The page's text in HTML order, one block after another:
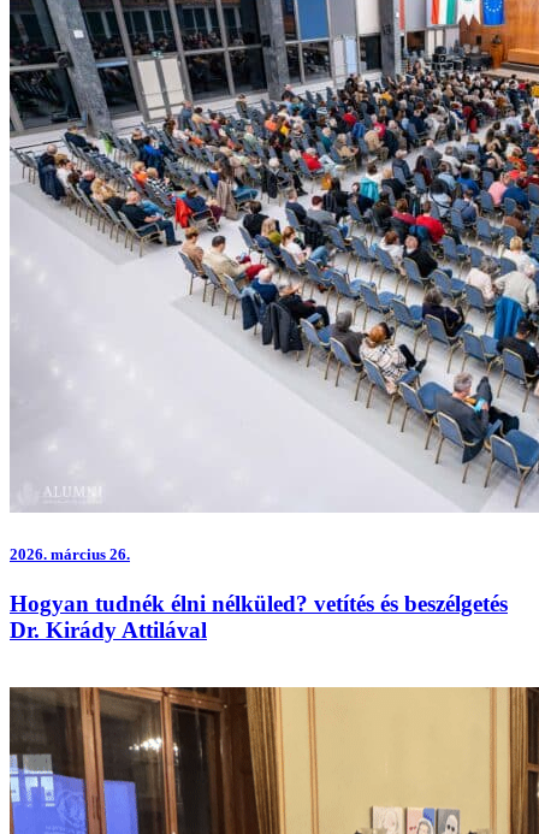
2026. március 26.
Hogyan tudnék élni nélküled? vetítés és beszélgetés
Dr. Kirády Attilával